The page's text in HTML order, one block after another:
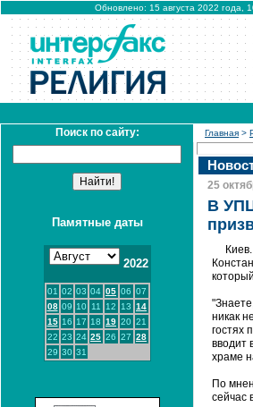
Обновлено: 15 августа 2022 года,
Поиск по сайту:
Памятные даты
2022
01 02 03 04 05 06 07
08 09 10 11 12 13 14
15 16 17 18 19 20 21
22 23 24 25 26 27 28
29 30 31
Главная >
25
В
никак
гостях
вводит
храме
По
сейчас